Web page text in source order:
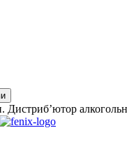
Дистриб’ютор